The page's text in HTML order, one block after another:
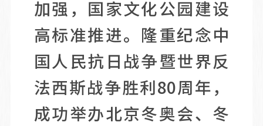
加强，国家文化公园建设
高标准推进。隆重纪念中
国人民抗日战争暨世界反
法西斯战争胜利80周年，
成功举办北京冬奥会、冬